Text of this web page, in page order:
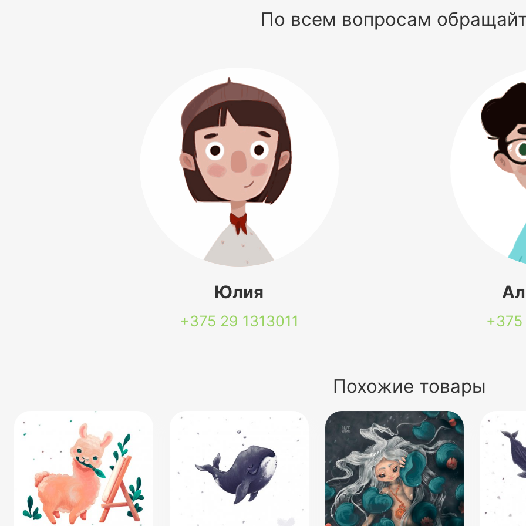
По всем вопросам
Юлия
+375 29 1313011
Похожие товары